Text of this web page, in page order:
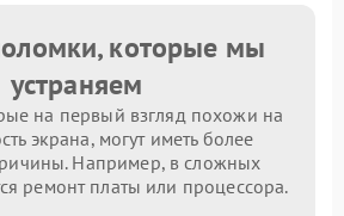
которые мы
устраняем
на первый взгляд похожи на
экрана, могут иметь более
Например, в сложных
ремонт платы или процессора.